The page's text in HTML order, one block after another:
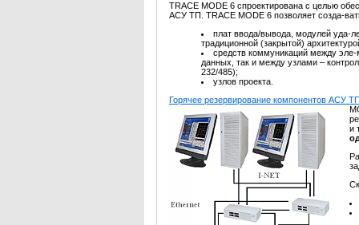
TRACE MODE 6 спроектирована с целью
АСУ ТП. TRACE MODE 6 позволяет созда-
плат ввода/вывода, модулей уда-
традиционной (закрытой)
средств коммуникаций между
данных, так и между узлами –
232/485);
узлов проекта.
Горячее резервирование компонентов АСУ
и